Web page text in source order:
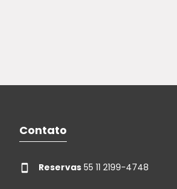
Contato
Reservas 55 11 2199-4748